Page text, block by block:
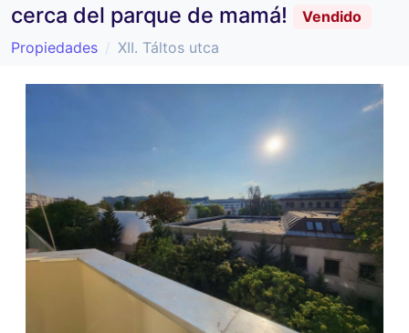
cerca del parque de mamá!
Vendido
Propiedades
XII. Táltos utca